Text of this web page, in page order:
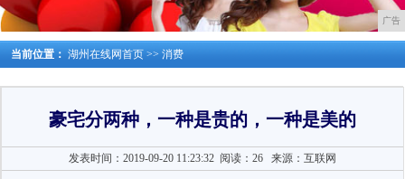
广告
当前位置： 湖州在线网首页 >> 消费
豪宅分两种，一种是贵的，一种是美的
发表时间：2019-09-20 11:23:32 阅读：26来源：互联网